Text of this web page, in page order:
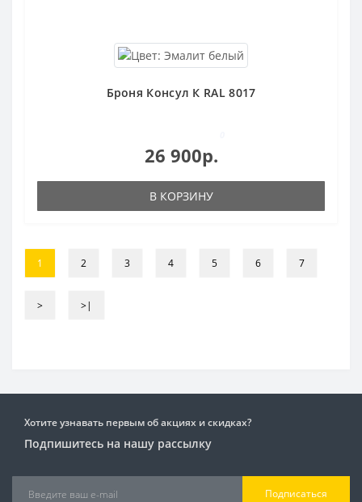
Броня Консул К RAL 8017
26 900р.
В КОРЗИНУ
1 2 3 4 5 6 7
> >|
Хотите узнавать первым об акциях и скидках?
Подпишитесь на нашу рассылку
Подписаться